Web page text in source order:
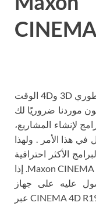
بحثًا عن برنامج عادي، يضيع العديد من مطوري 3D و4D الوقت
موردنا ضروريًا لك
لإنشاء المشاريع،
هذا الأمر . ولهذا
الأكثر احترافية
في هذا المجال، والذي يسمى Maxon CINEMA 4D Studio. إذا
عليه على جهاز
الكمبيوتر الخاص بك، فإننا نقدم لك تنزيل CINEMA 4D R19 عبر